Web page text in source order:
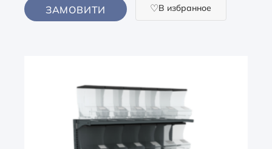
ЗАМОВИТИ В избранное